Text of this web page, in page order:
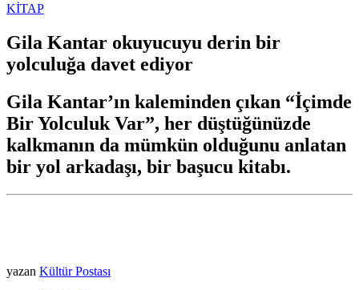
KİTAP
Gila Kantar okuyucuyu derin bir
yolculuğa davet ediyor
Gila Kantar’ın kaleminden çıkan “İçimde
Bir Yolculuk Var”, her düştüğünüzde
kalkmanın da mümkün olduğunu anlatan
bir yol arkadaşı, bir başucu kitabı.
yazan Kültür Postası